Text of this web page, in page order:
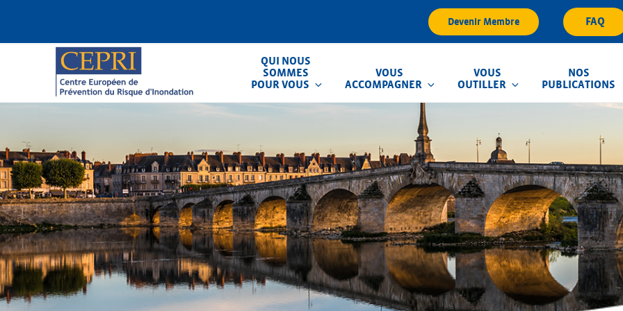
contenu
Devenir Membre FAQ
QUI NOUS
SOMMES
POUR VOUS
VOUS
ACCOMPAGNER
VOUS
OUTILLER
NOS
PUBLICATIONS
CEPRI
Centre Européen de Prévention du Risque d'Inondation